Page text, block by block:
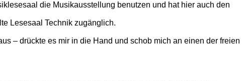
die Musikausstellung benutzen und hat hier auch den
Lesesaal Technik zugänglich.
– drückte es mir in die Hand und schob mich an einen der freien